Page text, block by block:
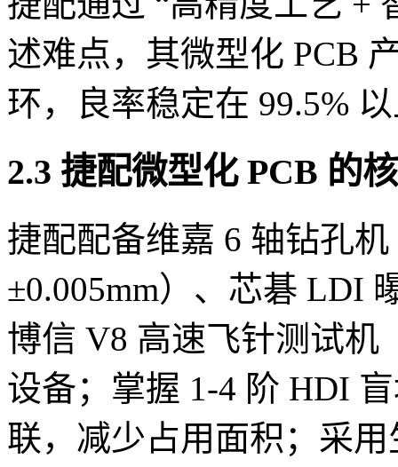
述难点，其微型化 PCB
环，良率稳定在 99.5%
2.3 捷配微型化 PCB 的
捷配配备维嘉 6 轴钻孔
±0.005mm）、芯碁 LDI
博信 V8 高速飞针测试机
设备；掌握 1-4 阶 HDI
联，减少占用面积；采